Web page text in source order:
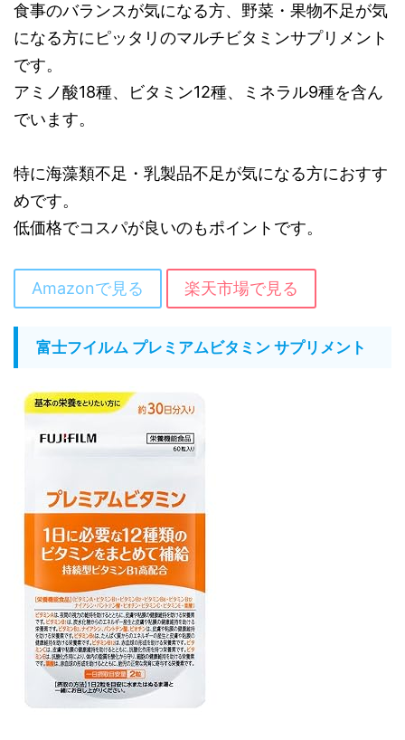
食事のバランスが気になる方、野菜・果物不足が気
になる方にピッタリのマルチビタミンサプリメント
です。
アミノ酸18種、ビタミン12種、ミネラル9種を含ん
でいます。
特に海藻類不足・乳製品不足が気になる方におすす
めです。
低価格でコスパが良いのもポイントです。
Amazonで見る 楽天市場で見る
富士フイルム プレミアムビタミン サプリメント